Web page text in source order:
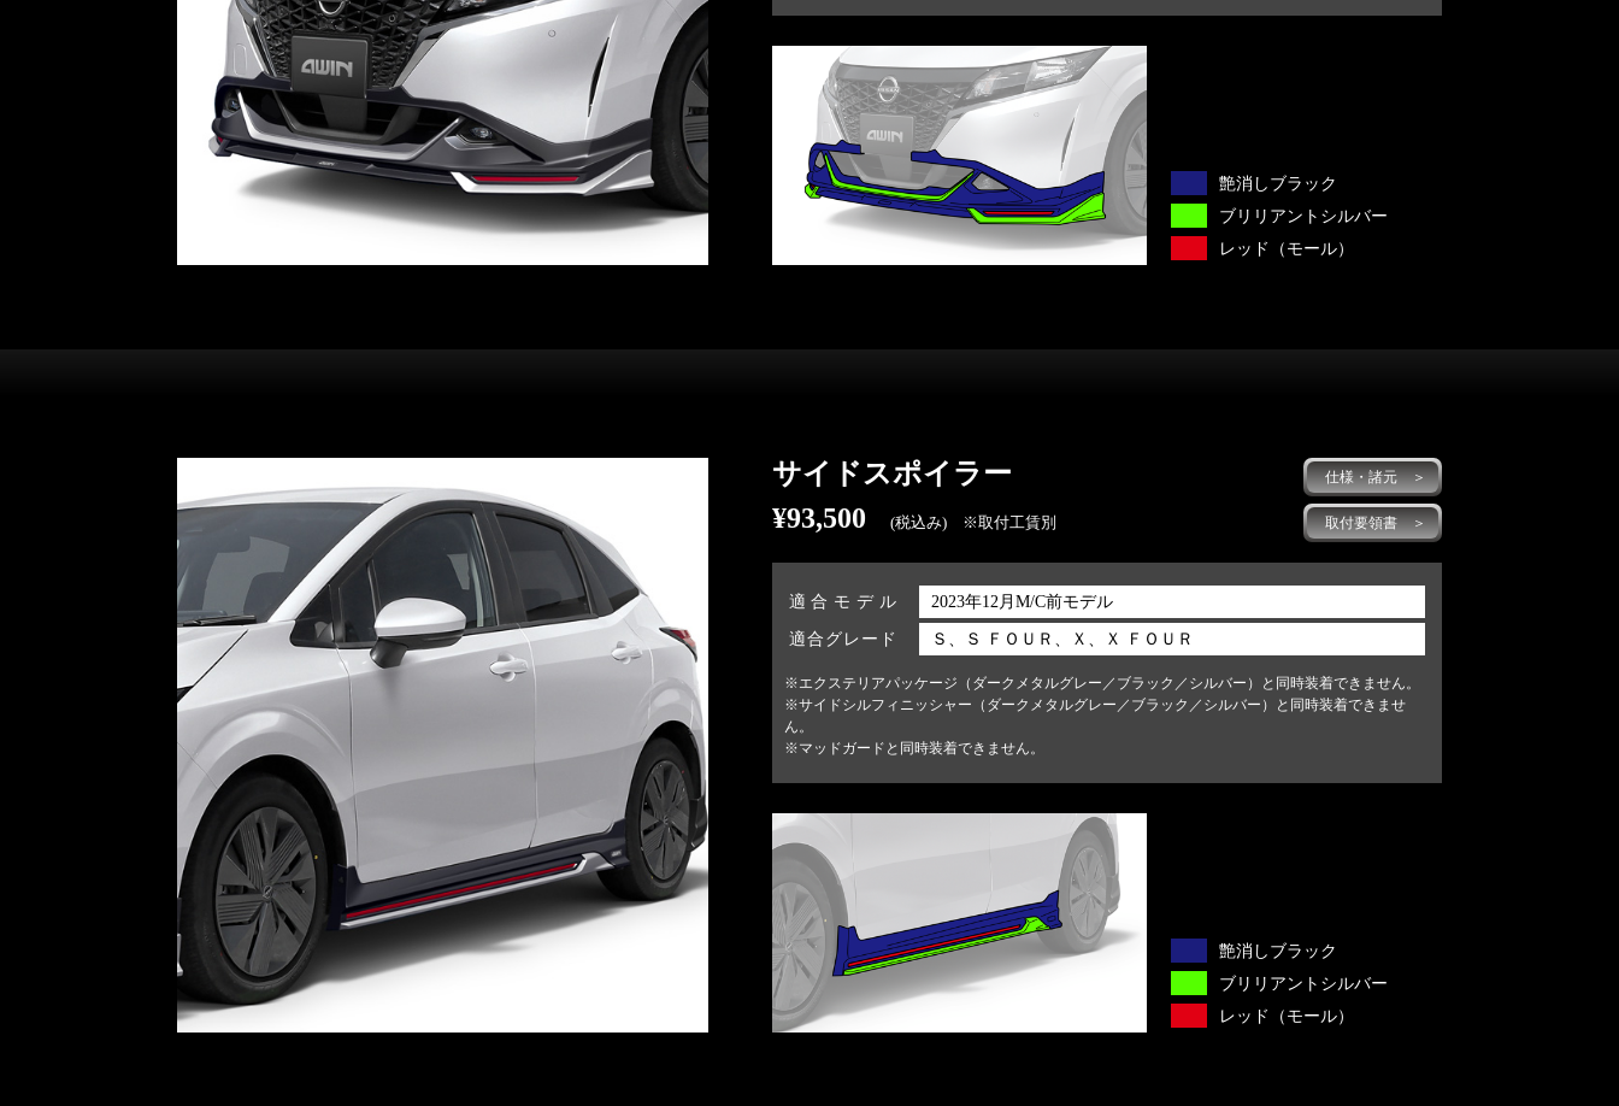
艶消しブラック
ブリリアントシルバー
レッド（モール）
サイドスポイラー
¥93,500
(税込み) ※取付工賃別 取付要領書 ＞
仕様・諸元 ＞
適合モデル 2023年12月M/C前モデル
適合グレード Ｓ、Ｓ ＦＯＵＲ、Ｘ、Ｘ ＦＯＵＲ
※エクステリアパッケージ（ダークメタルグレー／ブラック／シルバー）と同時装着できません。
※サイドシルフィニッシャー（ダークメタルグレー／ブラック／シルバー）と同時装着できませ
ん。
※マッドガードと同時装着できません。
艶消しブラック
ブリリアントシルバー
レッド（モール）